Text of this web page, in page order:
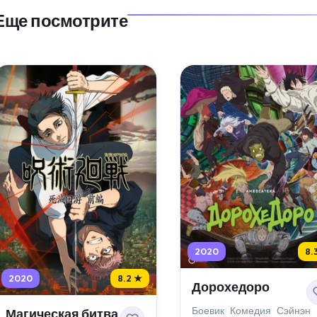
посмотрите
2020 8.2 ★
2020
Дорохедоро
Боевик Комедия Сэйнэн